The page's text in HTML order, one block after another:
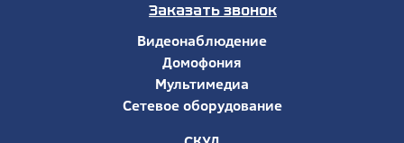
Заказать звонок
Видеонаблюдение
Домофония
Мультимедиа
Сетевое оборудование